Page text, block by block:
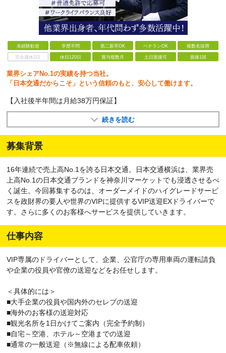
未経験歓迎 学歴不問 第二新卒OK ベテランOK 複数名採用
完全週休2日 休日120日 賞与複数月 土日面接可 面接1回
業界シェアNo.1の実績を持つ当社。
「日本交通だからこそ」という信頼のもと、安心して働けます。
【入社後半年間は月給38万円保証】
続きを読む
募集背景
16年連続で売上高No.1を誇る日本交通。日本交通横浜は、業界売
上高No.1の日本交通ブランドを神奈川マーケットでも浸透させるべ
く誕生。今回募集するのは、オーダーメイドのハイグレードサービ
スを政財界の要人や世界のVIPに提供するVIP送迎EXドライバーで
す。さらに多くのお客様へサービスを提供していきます。
仕事内容
VIP専属のドライバーとして、企業、公官庁の専用車両の運転請負
や企業の役員や官僚の送迎などをお任せします。
＜具体的には＞
■大手企業の役員や国内外のセレブの送迎
■海外のお客様の送迎対応
■観光名所を1日かけてご案内（完全予約制）
■自宅～空港、ホテル～空港までの送迎
■通常の一般送迎（※無線による配車依頼）